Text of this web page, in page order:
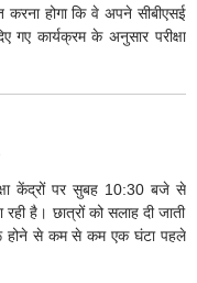
करना होगा कि वे अपने सीबीएसई
गए कार्यक्रम के अनुसार परीक्षा
केंद्रों पर सुबह 10:30 बजे से
है। छात्रों को सलाह दी जाती
होने से कम से कम एक घंटा पहले